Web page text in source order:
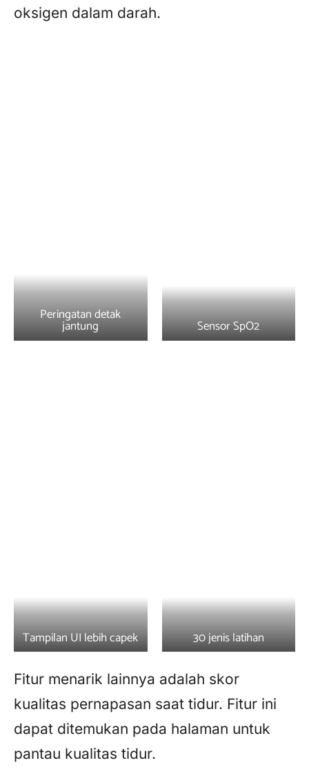
oksigen dalam darah.
Peringatan detak
jantung Sensor SpO2
Tampilan UI lebih capek 30 jenis latihan
Fitur menarik lainnya adalah skor
kualitas pernapasan saat tidur. Fitur ini
dapat ditemukan pada halaman untuk
pantau kualitas tidur.